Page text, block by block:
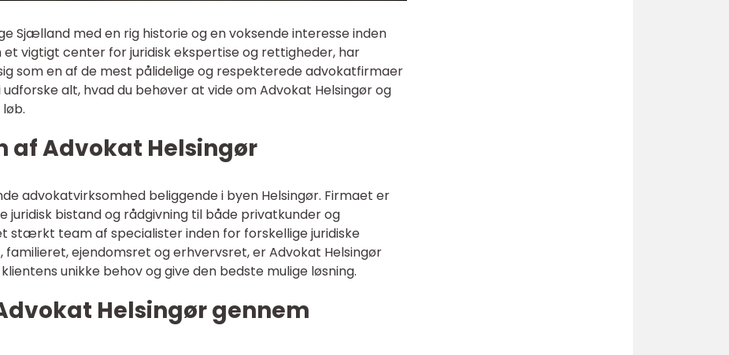
Sjælland med en rig historie og en voksende interesse inden
et vigtigt center for juridisk ekspertise og rettigheder, har
som en af de mest pålidelige og respekterede advokatfirmaer
alt, hvad du behøver at vide om Advokat Helsingør og
af Advokat Helsingør
advokatvirksomhed beliggende i byen Helsingør. Firmaet er
bistand og rådgivning til både privatkunder og
stærkt team af specialister inden for forskellige juridiske
ejendomsret og erhvervsret, er Advokat Helsingør
unikke behov og give den bedste mulige løsning.
Helsingør gennem